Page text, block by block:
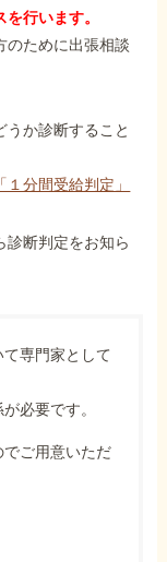
行います。
のために出張相談
か診断すること
分間受給判定」
診断判定をお知ら
専門家として
必要です。
ご用意いただ